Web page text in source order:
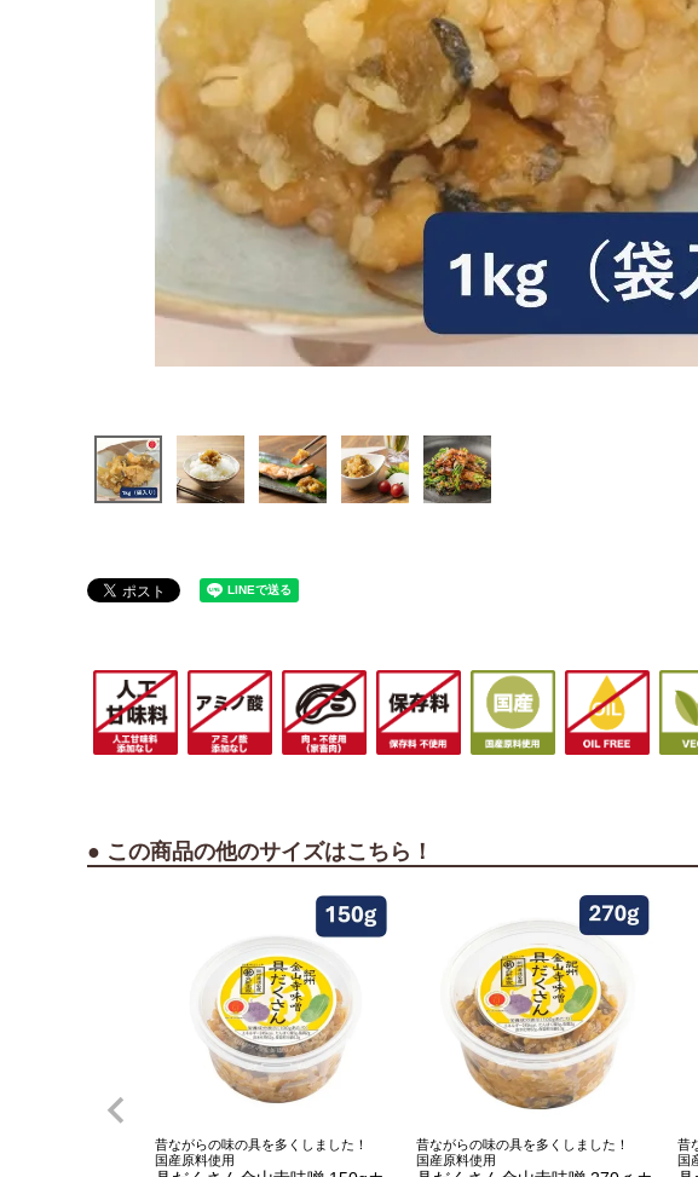
● この商品の他のサイズはこちら！
昔ながらの味の具を多くしました！
国産原料使用
昔ながらの味の具を多くしました！
国産原料使用
昔
国